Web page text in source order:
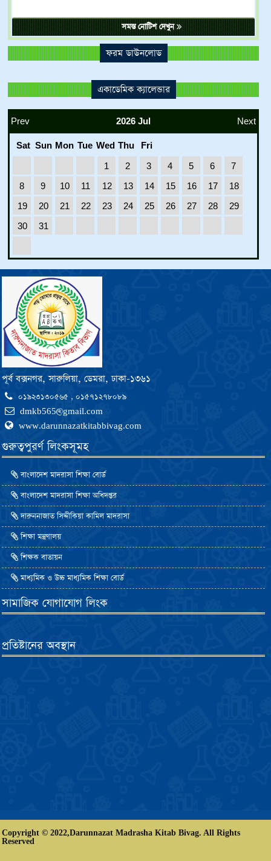
সমস্ত নোটিশ দেখুন
ফরম ডাউনলোড
একাডেমিক ক্যালেন্ডার
Prev 2026 Jul Next
Sat Sun Mon Tue Wed Thu
Fri
1
2 3 4 5 6
7
8
9 10 11 12 13 14 15 16 17
18
19
20 21 22 23 24 25 26 27 28
29
30
31
পূর্ব বক্সনগর, সারুলিয়া, ডেমরা, ঢাকা-১৩৬১
০১৯২৩১৩০৫৬৫ , ০১৫৭১২৭৮০৮৯
dmkb565@gmail.com
www.darunnazatkitabbivag.com
গুরুত্বপুরর্ণ লিংকসূমহ
বাংলাদেশ মাদরাসা শিক্ষা বোর্ড
বাংলাদেশ মাদরাসা শিক্ষা অধিদপ্তর
দারুননাজাত সিদ্দীকিয়া কামিল মাদরাসা
শিক্ষা মন্ত্রণালয়
শিক্ষক বাতায়ন
মাধ্যমিক ও উচ্চ মাধ্যমিক শিক্ষা বোর্ড
সামাজিক যোগাযোগ লিংক
প্রতিষ্টানের অবস্থান
Copyright © 2022,Darunnazat Madrasha Kitab Bivag. All Rights
Reserved